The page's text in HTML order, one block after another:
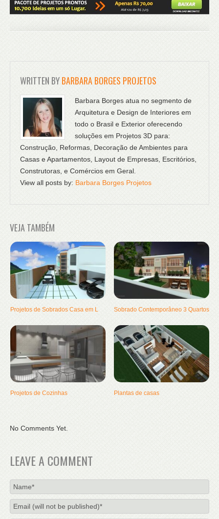
WRITTEN BYBARBARA BORGES PROJETOS
Barbara Borges atua no segmento de
Arquitetura e Design de Interiores em
todo o Brasil e Exterior oferecendo
soluções em Projetos 3D para:
Construção, Reformas, Decoração de Ambientes para
Casas e Apartamentos, Layout de Empresas, Escritórios,
Construtoras, e Comércios em Geral.
View all posts by: Barbara Borges Projetos
VEJA TAMBÉM
Projetos de Sobrados Casa em L Sobrado Contemporâneo 3 Quartos
Projetos de Cozinhas Plantas de casas
No Comments Yet.
LEAVE A COMMENT